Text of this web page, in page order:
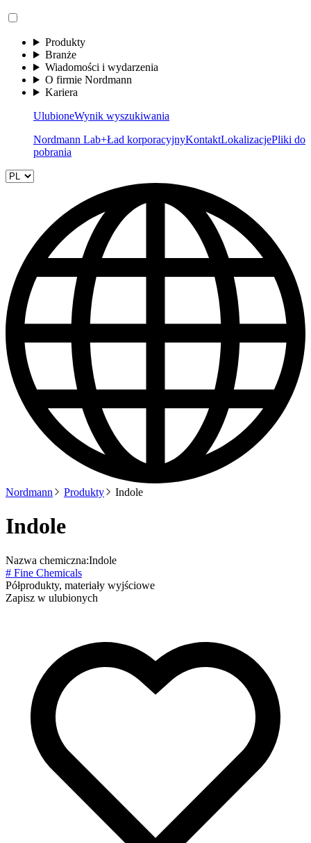
Produkty
Branże
Wiadomości i wydarzenia
O firmie Nordmann
Kariera
UlubioneWynik wyszukiwania
Nordmann Lab+Ład korporacyjnyKontaktLokalizacjePliki do
pobrania
Nordmann Produkty Indole
Indole
Nazwa chemiczna:Indole
# Fine Chemicals
Półprodukty, materiały wyjściowe
Zapisz w ulubionych